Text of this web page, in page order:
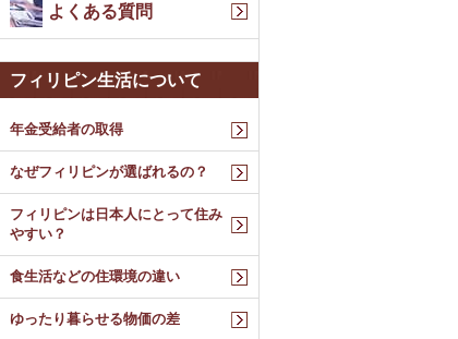
よくある質問
フィリピン生活について
年金受給者の取得
なぜフィリピンが選ばれるの？
フィリピンは日本人にとって住み
やすい？
食生活などの住環境の違い
ゆったり暮らせる物価の差